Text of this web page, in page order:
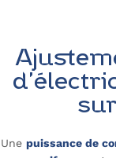
Une puissance de